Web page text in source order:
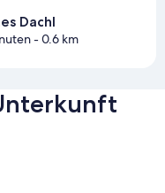
Dachl
- 0.6 km